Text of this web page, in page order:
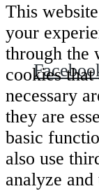
This
your
through the
cookies that
necessary
they are
basic
also use
analyze